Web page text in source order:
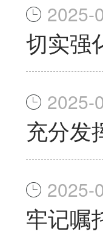
2025-
切实强
2025-
充分发
2025-
牢记嘱